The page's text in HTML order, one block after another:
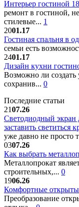
Интерьер гостиной
ремонт в гостиной,
стилевые... 1
2001.17
Гостиная спальня в
семьи есть
2401.17
Дизайн кухни
Возможно ли
сохранив... 0
Последние статьи
2107.26
Светодиодный экран
заставить светиться
уже давно не просто
0307.26
Как выбрать
Металлопрокат
строительных,... 0
1906.26
Комфортные
Преобразование